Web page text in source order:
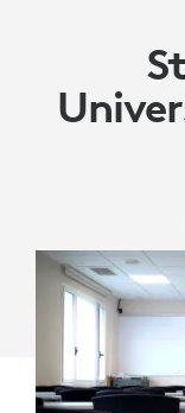
HYBRIDE
LEHRE